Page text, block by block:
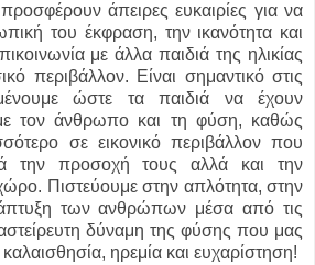
άπειρες ευκαιρίες για να
του έκφραση, την ικανότητα και
με άλλα παιδιά της ηλικίας
περιβάλλον. Είναι σημαντικό στις
ώστε τα παιδιά να έχουν
τον άνθρωπο και τη φύση, καθώς
σε εικονικό περιβάλλον που
την προσοχή τους αλλά και την
Πιστεύουμε στην απλότητα, στην
των ανθρώπων μέσα από τις
δύναμη της φύσης που μας
ηρεμία και ευχαρίστηση!